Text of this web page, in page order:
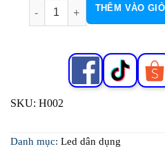
Chớp Bi Bọt Năng Lượng
THÊM VÀO
SKU: H002
Danh mục: Led dân dụng